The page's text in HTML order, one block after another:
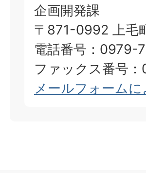
企画開発課
〒871-0992 上毛
電話番号：0979-
ファックス番号
メールフォーム